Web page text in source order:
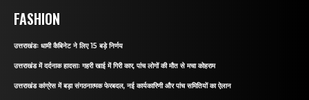
FASHION
उत्तराखंडः धामी कैबिनेट ने लिए 15 बड़े निर्णय
उत्तराखंड में दर्दनाक हादसाः गहरी खाई में गिरी कार, पांच लोगों की मौत से मचा कोहराम
उत्तराखंड कांग्रेस में बड़ा संगठनात्मक फेरबदल, नई कार्यकारिणी और पांच समितियों का ऐलान